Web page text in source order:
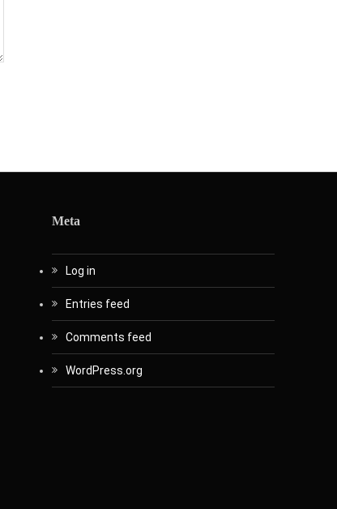
Meta
Log in
Entries feed
Comments feed
WordPress.org